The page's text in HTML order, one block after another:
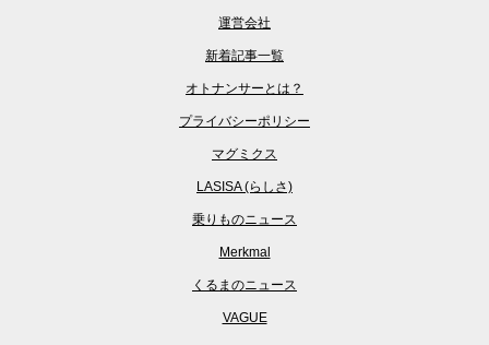
運営会社
新着記事一覧
オトナンサーとは？
プライバシーポリシー
マグミクス
LASISA (らしさ)
乗りものニュース
Merkmal
くるまのニュース
VAGUE